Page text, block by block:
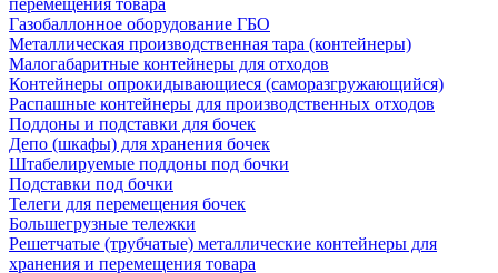
перемещения товара
Газобаллонное оборудование ГБО
Металлическая производственная тара (контейнеры)
Малогабаритные контейнеры для отходов
Контейнеры опрокидывающиеся (саморазгружающийся)
Распашные контейнеры для производственных отходов
Поддоны и подставки для бочек
Депо (шкафы) для хранения бочек
Штабелируемые поддоны под бочки
Подставки под бочки
Телеги для перемещения бочек
Большегрузные тележки
Решетчатые (трубчатые) металлические контейнеры для
хранения и перемещения товара